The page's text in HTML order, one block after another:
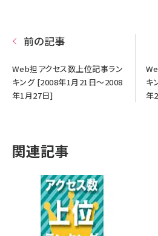
前の記事
Web担アクセス数上位記事ラン
キング [2008年1月21日～2008
年1月27日]
キ
年
関連記事